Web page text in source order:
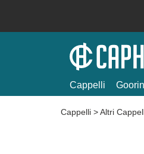
Cappelli
Cappelli >Altri